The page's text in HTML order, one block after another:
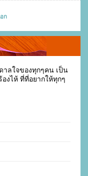
ก
าลใจของทุกๆคน เป็น
องไห้ ที่ที่อยากให้ทุกๆ